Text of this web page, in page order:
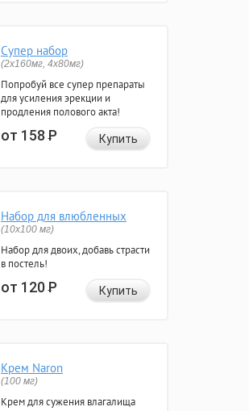
Супер набор
(2х160мг, 4х80мг)
Попробуй все супер препараты
для усиления эрекции и
продления полового акта!
от 158Р Купить
Набор для влюбленных
(10х100 мг)
Набор для двоих, добавь страсти
в постель!
от 120Р Купить
Крем Naron
(100 мг)
Крем для сужения влагалища